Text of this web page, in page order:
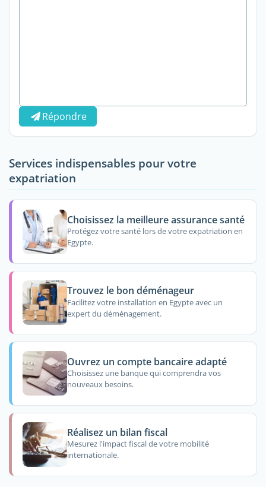
Répondre
Services indispensables pour votre
expatriation
Choisissez la meilleure assurance santé
Protégez votre santé lors de votre expatriation en
Egypte.
Trouvez le bon déménageur
Facilitez votre installation en Egypte avec un
expert du déménagement.
Ouvrez un compte bancaire adapté
Choisissez une banque qui comprendra vos
nouveaux besoins.
Réalisez un bilan fiscal
Mesurez l'impact fiscal de votre mobilité
internationale.